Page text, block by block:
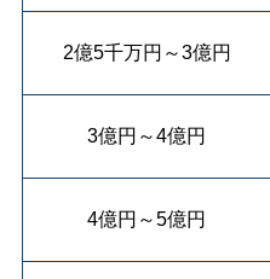
2億5千万円 ～3億円
3億円 ～4億円
4億円 ～5億円